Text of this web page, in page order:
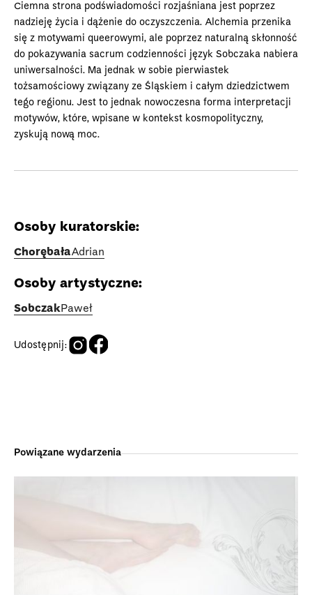
Ciemna strona podświadomości rozjaśniana jest poprzez
nadzieję życia i dążenie do oczyszczenia. Alchemia przenika
się z motywami queerowymi, ale poprzez naturalną skłonność
do pokazywania sacrum codzienności język Sobczaka nabiera
uniwersalności. Ma jednak w sobie pierwiastek
tożsamościowy związany ze Śląskiem i całym dziedzictwem
tego regionu. Jest to jednak nowoczesna forma interpretacji
motywów, które, wpisane w kontekst kosmopolityczny,
zyskują nową moc.
Osoby kuratorskie:
ChorębałaAdrian
Osoby artystyczne:
SobczakPaweł
Udostępnij:
Powiązane wydarzenia